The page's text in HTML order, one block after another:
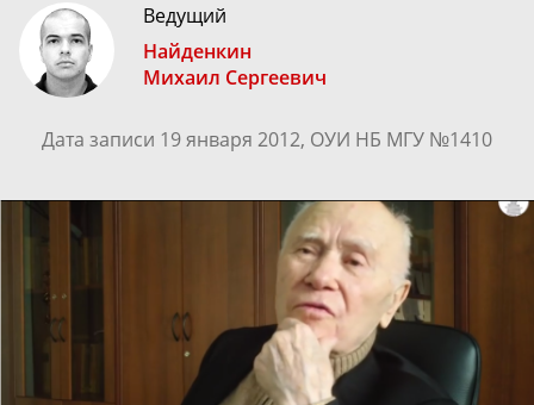
Ведущий
Найденкин
Михаил Сергеевич
Дата записи 19 января 2012, ОУИ НБ МГУ №1410